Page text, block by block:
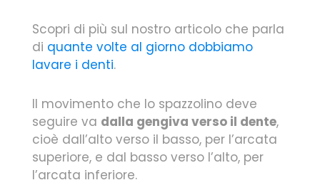
Scopri di più sul nostro articolo che parla
di quante volte al giorno dobbiamo
lavare i denti.
Il movimento che lo spazzolino deve
seguire va dalla gengiva verso il dente,
cioè dall’alto verso il basso, per l’arcata
superiore, e dal basso verso l’alto, per
l’arcata inferiore.